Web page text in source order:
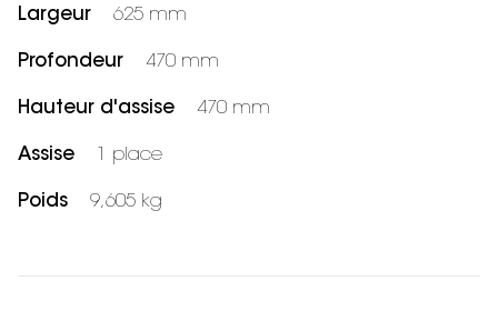
Largeur 625 mm
Profondeur 470 mm
Hauteur d'assise 470 mm
Assise 1 place
Poids 9,605 kg